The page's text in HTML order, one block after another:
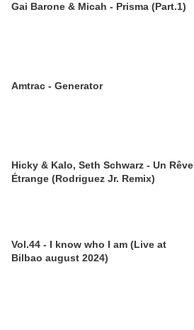
Gai Barone & Micah - Prisma (Part.1)
Amtrac - Generator
Hicky & Kalo, Seth Schwarz - Un Rêve
Étrange (Rodriguez Jr. Remix)
Vol.44 - I know who I am (Live at
Bilbao august 2024)